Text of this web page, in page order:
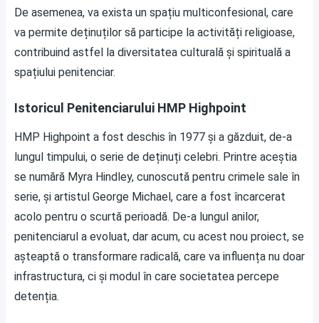
De asemenea, va exista un spațiu multiconfesional, care
va permite deținuților să participe la activități religioase,
contribuind astfel la diversitatea culturală și spirituală a
spațiului penitenciar.
Istoricul Penitenciarului HMP Highpoint
HMP Highpoint a fost deschis în 1977 și a găzduit, de-a
lungul timpului, o serie de deținuți celebri. Printre aceștia
se numără Myra Hindley, cunoscută pentru crimele sale în
serie, și artistul George Michael, care a fost încarcerat
acolo pentru o scurtă perioadă. De-a lungul anilor,
penitenciarul a evoluat, dar acum, cu acest nou proiect, se
așteaptă o transformare radicală, care va influența nu doar
infrastructura, ci și modul în care societatea percepe
detenția.